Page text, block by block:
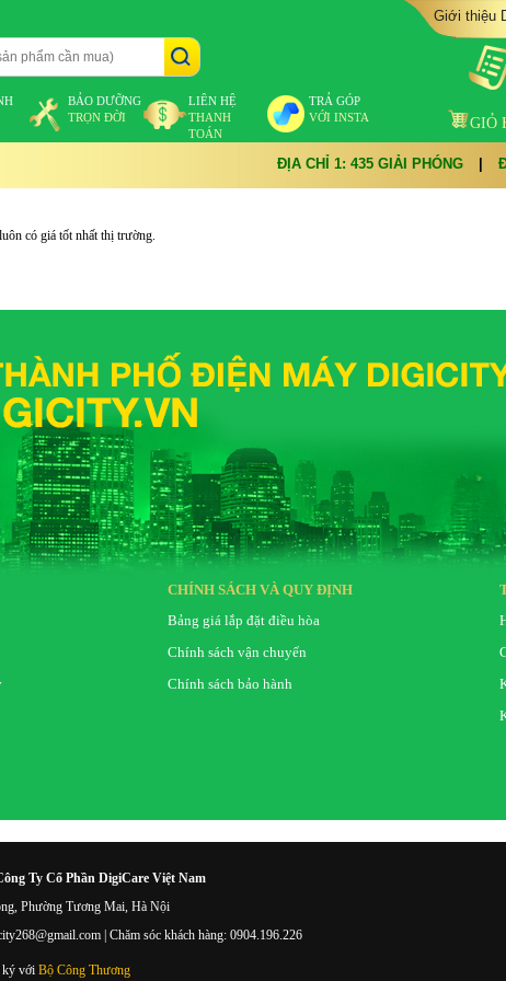
BẢO DƯỠNG
TRỌN ĐỜI
LIÊN HỆ
THANH
TOÁN
TRẢ GÓP
VỚI INSTA
Giới thiệu
GIỎ
ĐỊA CHỈ 1: 435 GIẢI PHÓNG
có giá tốt nhất thị trường.
CHÍNH SÁCH VÀ QUY ĐỊNH
Bảng giá lắp đặt điều hòa
Chính sách vận chuyển
Chính sách bảo hành
Ty Cổ Phần DigiCare Việt Nam
Phường Tương Mai, Hà Nội
| Chăm sóc khách hàng: 0904.196.226
ký với Bộ Công Thương